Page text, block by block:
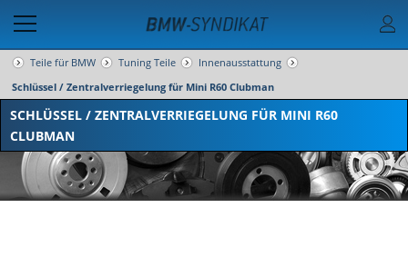
Teile für BMW Tuning Teile
Innenausstattung
Schlüssel / Zentralverriegelung für Mini R60 Clubman
SCHLÜSSEL / ZENTRALVERRIEGELUNG FÜR MINI R60
CLUBMAN